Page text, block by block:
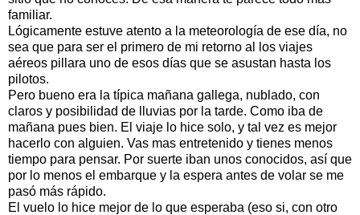
familiar.
Lógicamente estuve atento a la meteorología de ese día, no
sea que para ser el primero de mi retorno al los viajes
aéreos pillara uno de esos días que se asustan hasta los
pilotos.
Pero bueno era la típica mañana gallega, nublado, con
claros y posibilidad de lluvias por la tarde. Como iba de
mañana pues bien. El viaje lo hice solo, y tal vez es mejor
hacerlo con alguien. Vas mas entretenido y tienes menos
tiempo para pensar. Por suerte iban unos conocidos, así que
por lo menos el embarque y la espera antes de volar se me
pasó más rápido.
El vuelo lo hice mejor de lo que esperaba (eso si, con otro